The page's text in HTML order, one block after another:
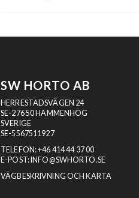
SW HORTO AB
HERRESTADSVÄGEN 24
SE-276 50 HAMMENHÖG
SVERIGE
SE-5567511927
TELEFON:+46 414 44 37 00
E-POST: INFO@SWHORTO.SE
VÄGBESKRIVNING OCH KARTA